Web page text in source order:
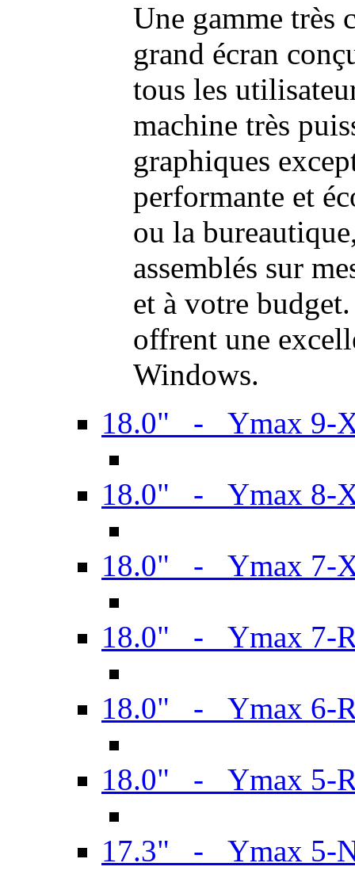
Une gamme très
grand écran
tous les
machine très
graphiques
performante et
ou la
assemblés sur
et à votre
offrent une
Windows.
18.0" - Ymax 9-
18.0" - Ymax 8-
18.0" - Ymax 7-
18.0" - Ymax 7-
18.0" - Ymax 6-
18.0" - Ymax 5-
17.3" - Ymax 5-